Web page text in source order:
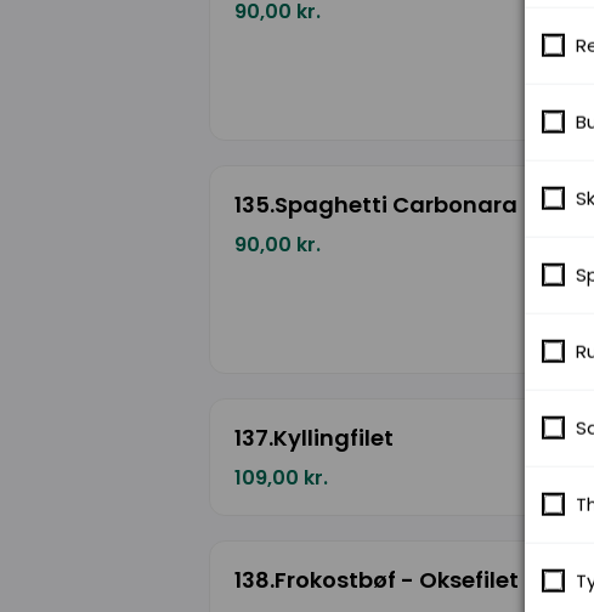
90,00 kr.
135.Spaghetti Carbonara
90,00 kr.
137.Kyllingfilet
109,00 kr.
138.Frokostbøf - Oksefilet